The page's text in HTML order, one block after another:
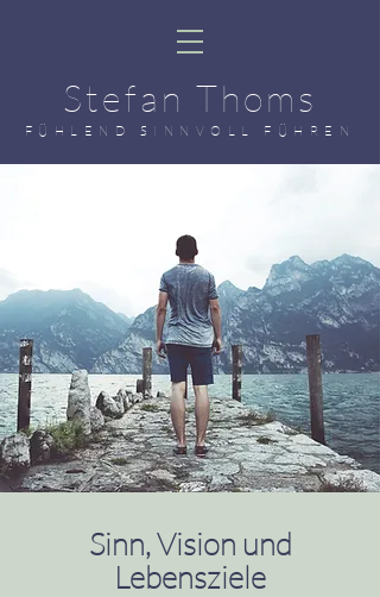
Stefan Thoms
FÜHLEND SINNVOLL FÜHREN
Sinn, Vision und
Lebensziele